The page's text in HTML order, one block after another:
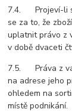
7.4. Projeví-li
se za to, že
uplatnit právo z
v době dvaceti
7.5. Práva z
na adrese jeho
ohledem na
místě podnikání.